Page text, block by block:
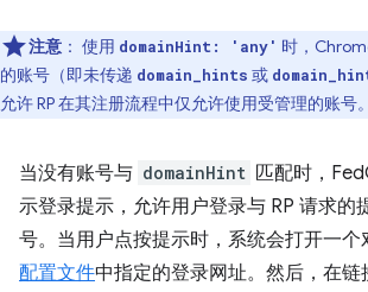
注意 ： 使用 domainHint: 'any' 时，
的账号（即未传递 domain_hints 或
允许 RP 在其注册流程中仅允许使用受管理的账号。
当没有账号与 domainHint 匹配时，
示登录提示，允许用户登录与 RP 请求的
号。当用户点按提示时，系统会打开一个
配置文件中指定的登录网址。然后，在